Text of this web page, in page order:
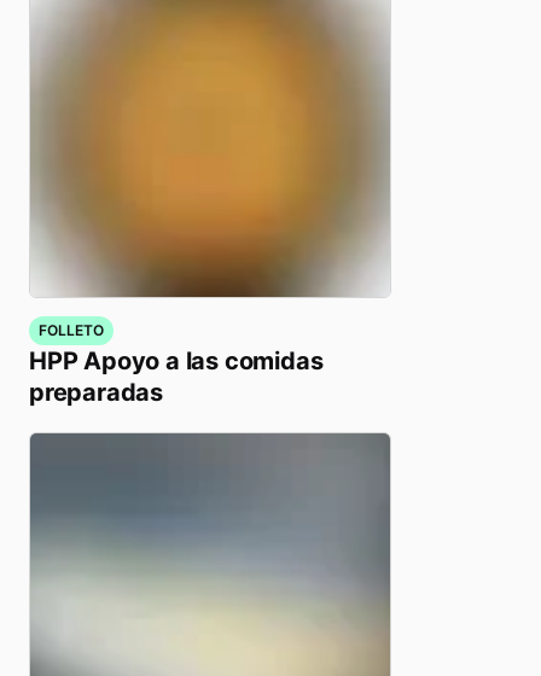
FOLLETO
HPP Apoyo a las comidas
preparadas